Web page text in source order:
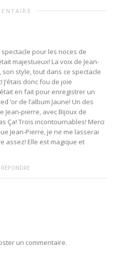
spectacle pour les noces de
majestueux! La voix de Jean-
son style, tout dans ce spectacle
J’étais donc fou de joie
en fait pour enregistrer un
‘or de l’album Jaune! Un des
Jean-pierre, avec Bijoux de
Ça! Trois incontournables! Merci
Jean-Pierre, je ne me lasserai
assez! Elle est magique et
un commentaire.